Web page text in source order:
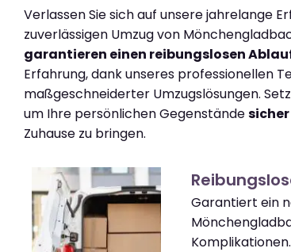
Verlassen Sie sich auf unsere jahrelange
zuverlässigen Umzug von
garantieren einen reibungslosen
Erfahrung, dank unseres professionellen
maßgeschneiderter Umzugslösungen.
um Ihre persönlichen Gegenstände
Zuhause zu bringen.
Garantiert ein
Komplikationen.